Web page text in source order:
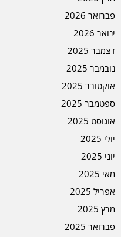
פברואר 2026
ינואר 2026
דצמבר 2025
נובמבר 2025
אוקטובר 2025
ספטמבר 2025
אוגוסט 2025
יולי 2025
יוני 2025
מאי 2025
אפריל 2025
מרץ 2025
פברואר 2025